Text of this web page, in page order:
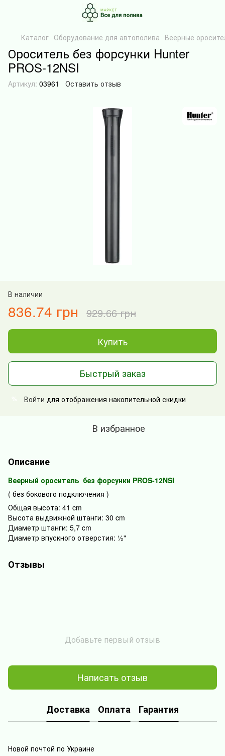
Каталог Оборудование для автополива Веерные
Ороситель без форсунки Hunter
PROS-12NSI
Артикул: 03961 Оставить отзыв
В наличии
836.74 грн 929.66 грн
Купить
Быстрый заказ
Войти для отображения накопительной скидки
В избранное
Описание
Веерный ороситель без форсунки PROS-12NSI
( без бокового подключения )
Общая высота: 41 cm
Высота выдвижной штанги: 30 cm
Диаметр штанги: 5,7 cm
Диаметр впускного отверстия: ½"
Отзывы
Добавьте первый отзыв
Написать отзыв
Доставка Оплата Гарантия
Новой почтой по Украине